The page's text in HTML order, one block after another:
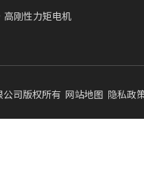
高刚性力矩电机
司版权所有 网站地图 隐私政